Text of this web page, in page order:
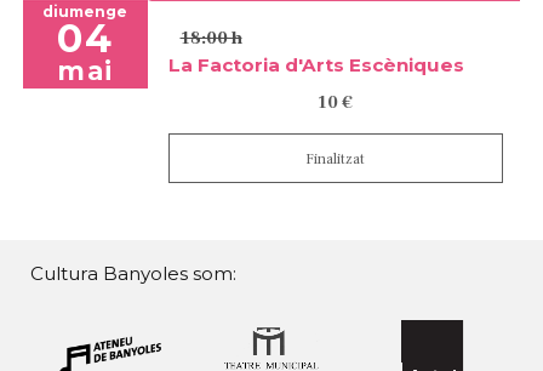
diumenge
04
mai
18:00 h
La Factoria d'Arts Escèniques
10 €
Finalitzat
Cultura Banyoles som: